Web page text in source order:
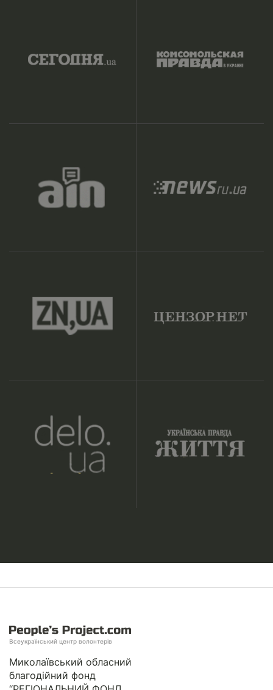
Всеукраїнський центр волонтерів
Миколаївський обласний
благодійний фонд